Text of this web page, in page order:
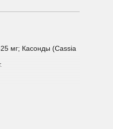
мг; Касонды (Cassia